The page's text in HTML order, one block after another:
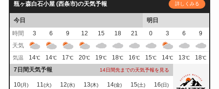
瓶ヶ森白石小屋 (西条市)の天気予報 詳しくみる
今日
明日
時間
3 6 9 12 15 18 21 0 3 6
9
天気
気温 14℃ 14℃ 17℃ 20℃ 19℃ 18℃ 16℃ 15℃ 14℃ 13℃ 18℃
7日間天気予報 14日間先までの天気予報を見る
10(月) 11(火) 12(水) 13(木) 14(金) 15(土) 16(日)